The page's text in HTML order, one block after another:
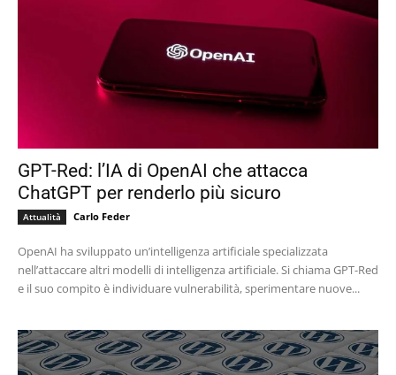
GPT-Red: l’IA di OpenAI che attacca
ChatGPT per renderlo più sicuro
Attualità Carlo Feder
OpenAI ha sviluppato un’intelligenza artificiale specializzata
nell’attaccare altri modelli di intelligenza artificiale. Si chiama GPT-Red
e il suo compito è individuare vulnerabilità, sperimentare nuove...